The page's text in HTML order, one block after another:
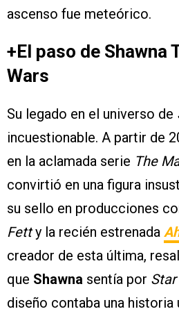
ascenso fue meteórico.
+El paso de Shawna
Wars
Su legado en el universo de
incuestionable. A partir de
en la aclamada serie The
convirtió en una figura
su sello en producciones
Fetty la recién estrenada
creador de esta última,
que Shawna sentía por
diseño contaba una historia